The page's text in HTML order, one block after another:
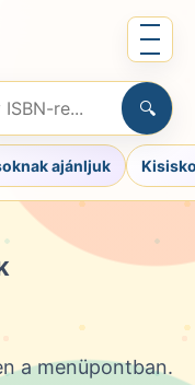
🔍
Menü
ajánljuk
a menüpontban.